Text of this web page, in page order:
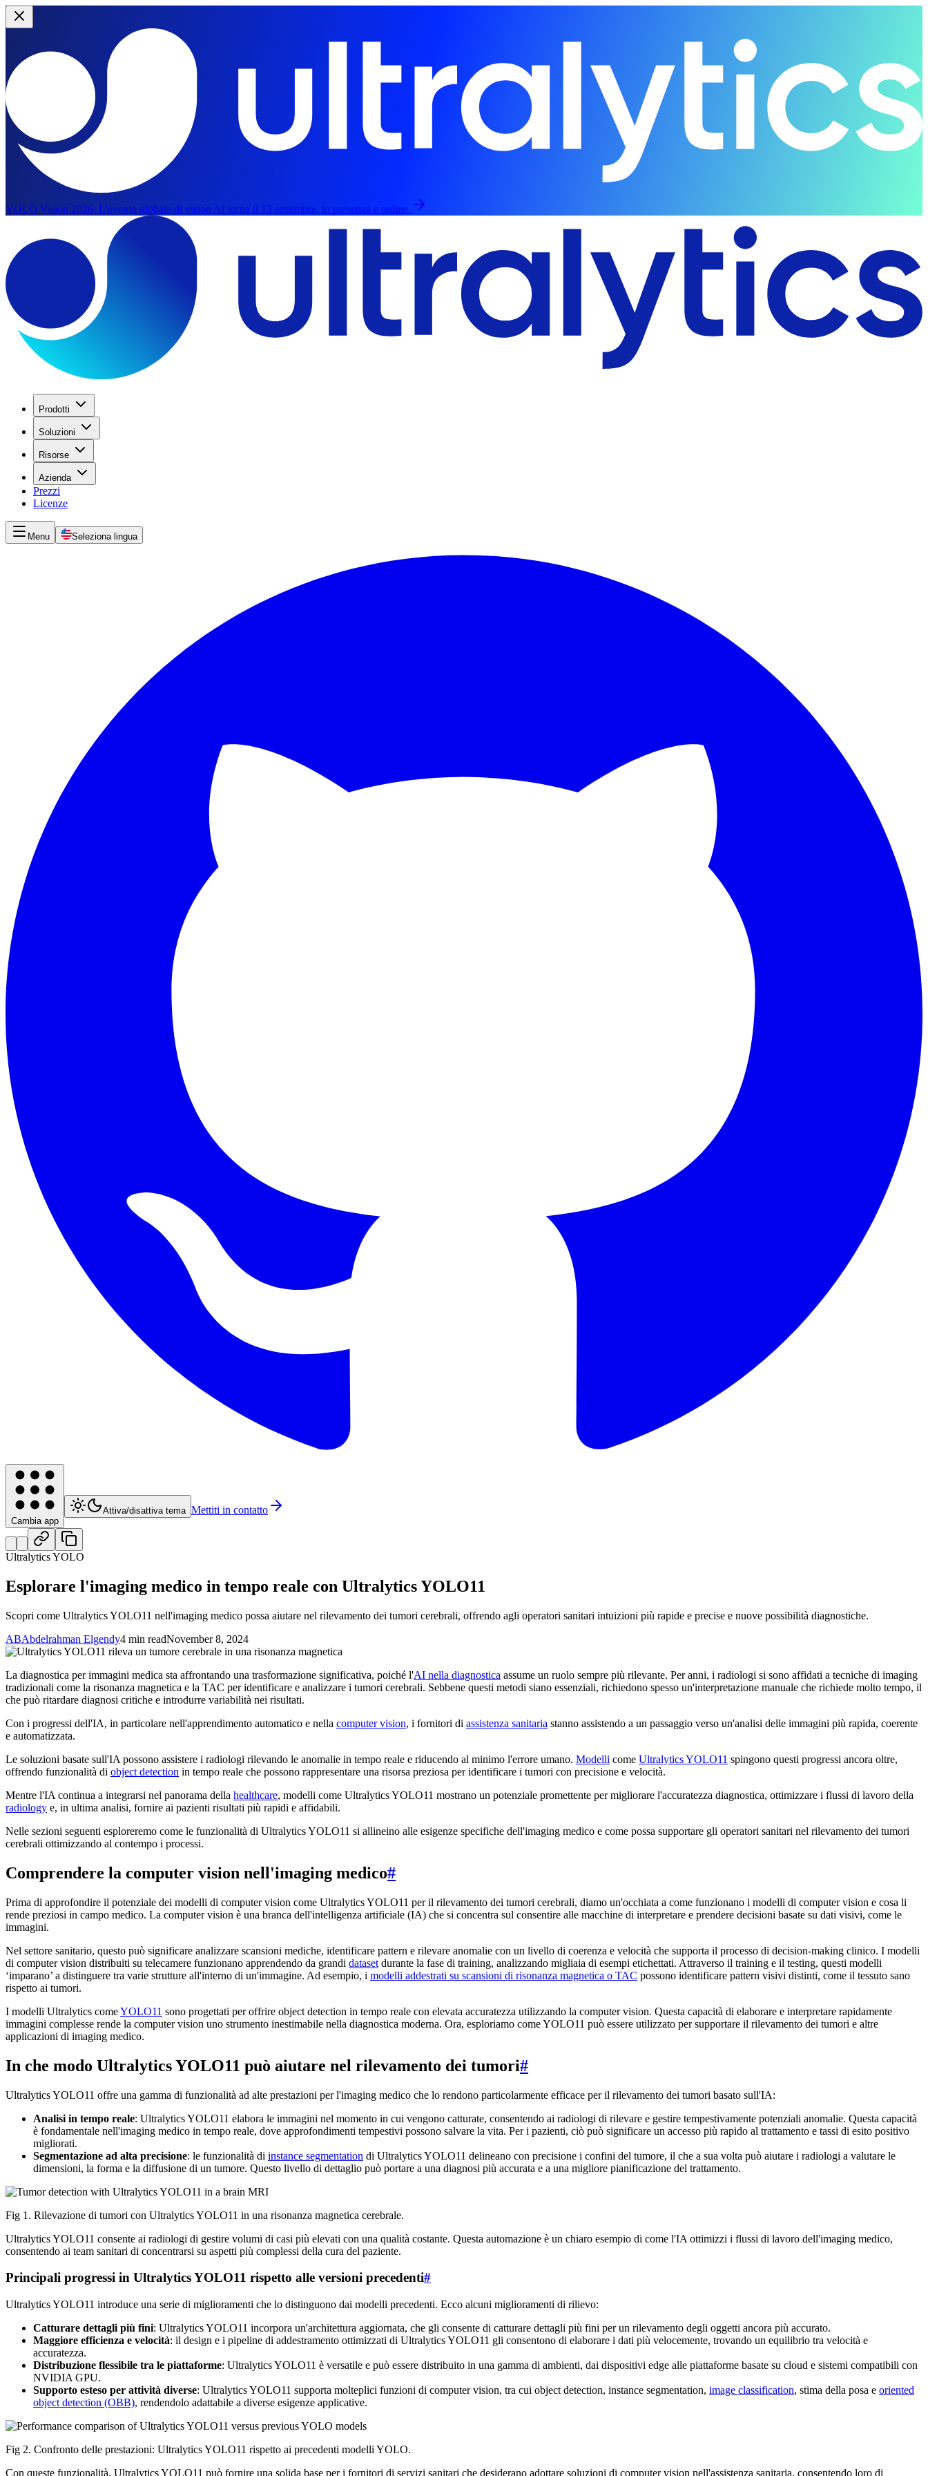
YOLO Vision 2026: L'evento globale di vision AI torna il 13 settembre, in presenza e online.
Prodotti
Soluzioni
Risorse
Azienda
Prezzi
Licenze
Menu Seleziona lingua
Cambia app
Attiva/disattiva tema Mettiti in contatto
Ultralytics YOLO
Esplorare l'imaging medico in tempo reale con Ultralytics YOLO11
Scopri come Ultralytics YOLO11 nell'imaging medico possa aiutare nel rilevamento dei tumori cerebrali, offrendo agli operatori sanitari intuizioni più rapide e precise e nuove possibilità diagnostiche.
ABAbdelrahman Elgendy4 min readNovember 8, 2024
La diagnostica per immagini medica sta affrontando una trasformazione significativa, poiché l'AI nella diagnostica assume un ruolo sempre più rilevante. Per anni, i radiologi si sono affidati a tecniche di imaging
tradizionali come la risonanza magnetica e la TAC per identificare e analizzare i tumori cerebrali. Sebbene questi metodi siano essenziali, richiedono spesso un'interpretazione manuale che richiede molto tempo, il
che può ritardare diagnosi critiche e introdurre variabilità nei risultati.
Con i progressi dell'IA, in particolare nell'apprendimento automatico e nella computer vision, i fornitori di assistenza sanitaria stanno assistendo a un passaggio verso un'analisi delle immagini più rapida, coerente
e automatizzata.
Le soluzioni basate sull'IA possono assistere i radiologi rilevando le anomalie in tempo reale e riducendo al minimo l'errore umano. Modelli come Ultralytics YOLO11 spingono questi progressi ancora oltre,
offrendo funzionalità di object detection in tempo reale che possono rappresentare una risorsa preziosa per identificare i tumori con precisione e velocità.
Mentre l'IA continua a integrarsi nel panorama della healthcare, modelli come Ultralytics YOLO11 mostrano un potenziale promettente per migliorare l'accuratezza diagnostica, ottimizzare i flussi di lavoro della
radiology e, in ultima analisi, fornire ai pazienti risultati più rapidi e affidabili.
Nelle sezioni seguenti esploreremo come le funzionalità di Ultralytics YOLO11 si allineino alle esigenze specifiche dell'imaging medico e come possa supportare gli operatori sanitari nel rilevamento dei tumori
cerebrali ottimizzando al contempo i processi.
Comprendere la computer vision nell'imaging medico#
Prima di approfondire il potenziale dei modelli di computer vision come Ultralytics YOLO11 per il rilevamento dei tumori cerebrali, diamo un'occhiata a come funzionano i modelli di computer vision e cosa li
rende preziosi in campo medico. La computer vision è una branca dell'intelligenza artificiale (IA) che si concentra sul consentire alle macchine di interpretare e prendere decisioni basate su dati visivi, come le
immagini.
Nel settore sanitario, questo può significare analizzare scansioni mediche, identificare pattern e rilevare anomalie con un livello di coerenza e velocità che supporta il processo di decision-making clinico. I modelli
di computer vision distribuiti su telecamere funzionano apprendendo da grandi dataset durante la fase di training, analizzando migliaia di esempi etichettati. Attraverso il training e il testing, questi modelli
‘imparano’ a distinguere tra varie strutture all'interno di un'immagine. Ad esempio, i modelli addestrati su scansioni di risonanza magnetica o TAC possono identificare pattern visivi distinti, come il tessuto sano
rispetto ai tumori.
I modelli Ultralytics comeYOLO11 sono progettati per offrire object detection in tempo reale con elevata accuratezza utilizzando la computer vision. Questa capacità di elaborare e interpretare rapidamente
immagini complesse rende la computer vision uno strumento inestimabile nella diagnostica moderna. Ora, esploriamo come YOLO11 può essere utilizzato per supportare il rilevamento dei tumori e altre
applicazioni di imaging medico.
In che modo Ultralytics YOLO11 può aiutare nel rilevamento dei tumori#
Ultralytics YOLO11 offre una gamma di funzionalità ad alte prestazioni per l'imaging medico che lo rendono particolarmente efficace per il rilevamento dei tumori basato sull'IA:
Analisi in tempo reale: Ultralytics YOLO11 elabora le immagini nel momento in cui vengono catturate, consentendo ai radiologi di rilevare e gestire tempestivamente potenziali anomalie. Questa capacità
è fondamentale nell'imaging medico in tempo reale, dove approfondimenti tempestivi possono salvare la vita. Per i pazienti, ciò può significare un accesso più rapido al trattamento e tassi di esito positivo
migliorati.
Segmentazione ad alta precisione: le funzionalità di instance segmentation di Ultralytics YOLO11 delineano con precisione i confini del tumore, il che a sua volta può aiutare i radiologi a valutare le
dimensioni, la forma e la diffusione di un tumore. Questo livello di dettaglio può portare a una diagnosi più accurata e a una migliore pianificazione del trattamento.
Fig 1. Rilevazione di tumori con Ultralytics YOLO11 in una risonanza magnetica cerebrale.
Ultralytics YOLO11 consente ai radiologi di gestire volumi di casi più elevati con una qualità costante. Questa automazione è un chiaro esempio di come l'IA ottimizzi i flussi di lavoro dell'imaging medico,
consentendo ai team sanitari di concentrarsi su aspetti più complessi della cura del paziente.
Principali progressi in Ultralytics YOLO11 rispetto alle versioni precedenti#
Ultralytics YOLO11 introduce una serie di miglioramenti che lo distinguono dai modelli precedenti. Ecco alcuni miglioramenti di rilievo:
Catturare dettagli più fini: Ultralytics YOLO11 incorpora un'architettura aggiornata, che gli consente di catturare dettagli più fini per un rilevamento degli oggetti ancora più accurato.
Maggiore efficienza e velocità: il design e i pipeline di addestramento ottimizzati di Ultralytics YOLO11 gli consentono di elaborare i dati più velocemente, trovando un equilibrio tra velocità e
accuratezza.
Distribuzione flessibile tra le piattaforme: Ultralytics YOLO11 è versatile e può essere distribuito in una gamma di ambienti, dai dispositivi edge alle piattaforme basate su cloud e sistemi compatibili con
NVIDIA GPU.
Supporto esteso per attività diverse: Ultralytics YOLO11 supporta molteplici funzioni di computer vision, tra cui object detection, instance segmentation, image classification, stima della posa e oriented
object detection (OBB), rendendolo adattabile a diverse esigenze applicative.
Fig 2. Confronto delle prestazioni: Ultralytics YOLO11 rispetto ai precedenti modelli YOLO.
Con queste funzionalità, Ultralytics YOLO11 può fornire una solida base per i fornitori di servizi sanitari che desiderano adottare soluzioni di computer vision nell'assistenza sanitaria, consentendo loro di